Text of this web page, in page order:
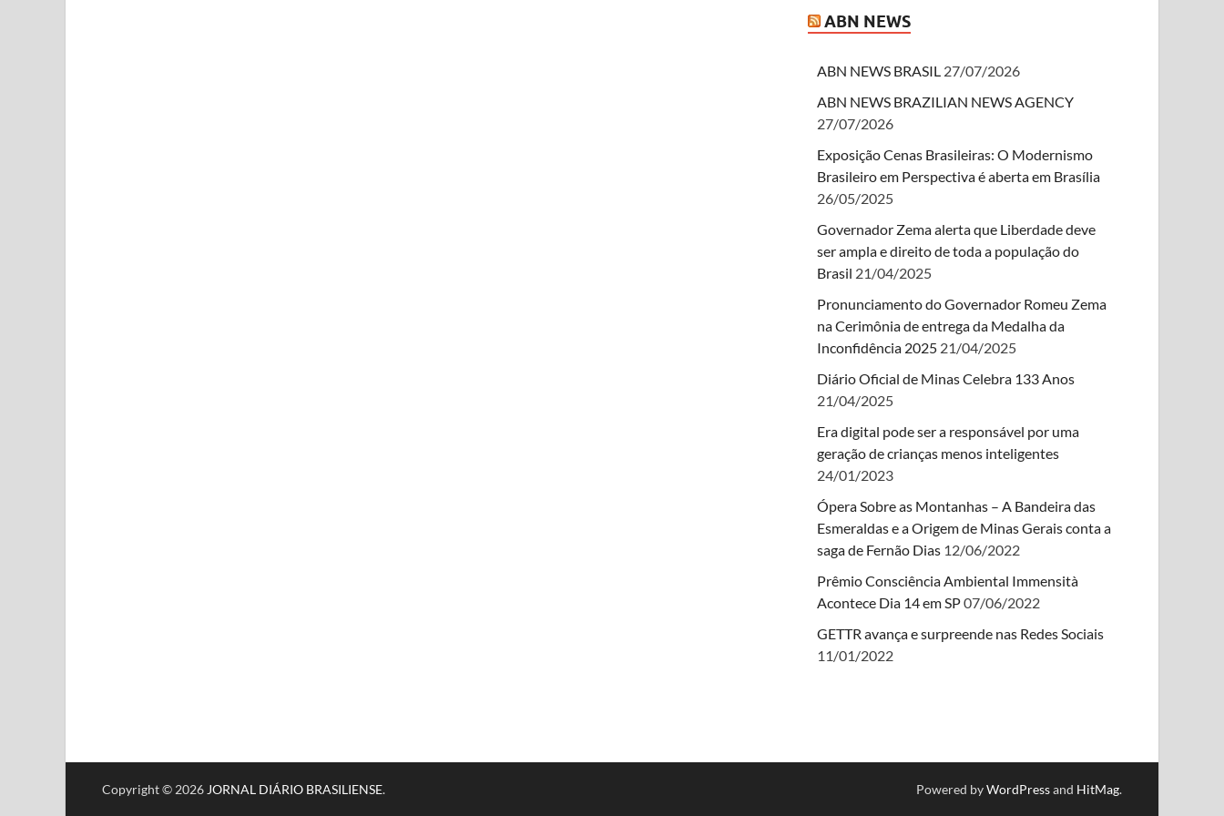
ABN NEWS
ABN NEWS BRASIL 27/07/2026
ABN NEWS BRAZILIAN NEWS AGENCY
27/07/2026
Exposição Cenas Brasileiras: O Modernismo
Brasileiro em Perspectiva é aberta em Brasília
26/05/2025
Governador Zema alerta que Liberdade deve
ser ampla e direito de toda a população do
Brasil 21/04/2025
Pronunciamento do Governador Romeu Zema
na Cerimônia de entrega da Medalha da
Inconfidência 2025 21/04/2025
Diário Oficial de Minas Celebra 133 Anos
21/04/2025
Era digital pode ser a responsável por uma
geração de crianças menos inteligentes
24/01/2023
Ópera Sobre as Montanhas – A Bandeira das
Esmeraldas e a Origem de Minas Gerais conta a
saga de Fernão Dias 12/06/2022
Prêmio Consciência Ambiental Immensità
Acontece Dia 14 em SP07/06/2022
GETTR avança e surpreende nas Redes Sociais
11/01/2022
Copyright © 2026JORNAL DIÁRIO BRASILIENSE. Powered byWordPressand HitMag.